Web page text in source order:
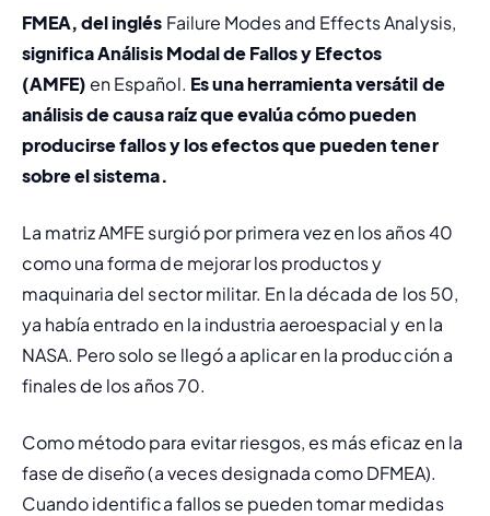
FMEA, del inglés Failure Modes and Effects Analysis,
significa Análisis Modal de Fallos y Efectos
(AMFE) en Español. Es una herramienta versátil de
análisis de causa raíz que evalúa cómo pueden
producirse fallos y los efectos que pueden tener
sobre el sistema.
La matriz AMFE surgió por primera vez en los años 40
como una forma de mejorar los productos y
maquinaria del sector militar. En la década de los 50,
ya había entrado en la industria aeroespacial y en la
NASA. Pero solo se llegó a aplicar en la producción a
finales de los años 70.
Como método para evitar riesgos, es más eficaz en la
fase de diseño (a veces designada como DFMEA).
Cuando identifica fallos se pueden tomar medidas